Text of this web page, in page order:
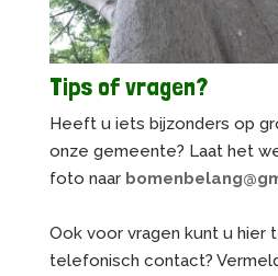
Tips of vragen?
Heeft u iets bijzonders op
onze gemeente? Laat het
foto naar
Ook voor vragen kunt u hier
telefonisch contact?